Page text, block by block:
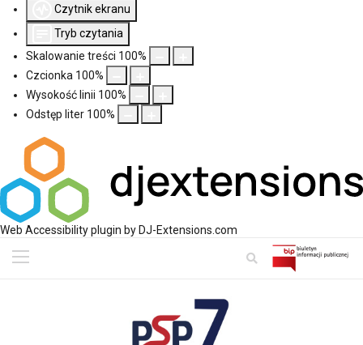
Czytnik ekranu
Tryb czytania
Skalowanie treści 100%
Czcionka 100%
Wysokość linii 100%
Odstęp liter 100%
Web Accessibility plugin by DJ-Extensions.com